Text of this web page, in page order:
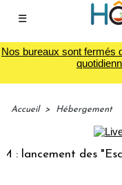
☰
Nos bureaux sont fermés
Accueil > Hébergement
des